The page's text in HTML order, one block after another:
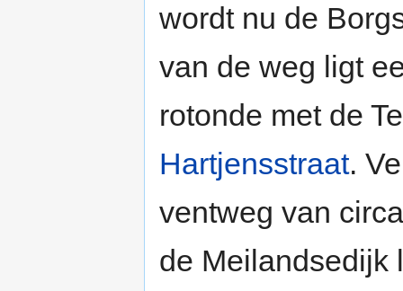
wordt nu de
van de weg ligt
rotonde met de
Hartjensstraat.
ventweg van
de Meilandsedijk